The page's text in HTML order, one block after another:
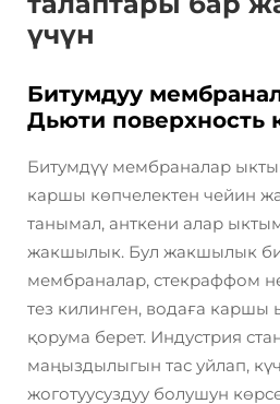
үчүн
Битумдуу
Дьюти поверхность
Битумдүү мембраналар
каршы көпчелектен чейин
танымал, анткени алар
жакшылык. Бул жакшылык
мембраналар, стекраффом
тез килинген, водаға каршы
қорума берет. Индустрия
маңыздылыгын тас уйлап,
жоготуусуздуу болушун